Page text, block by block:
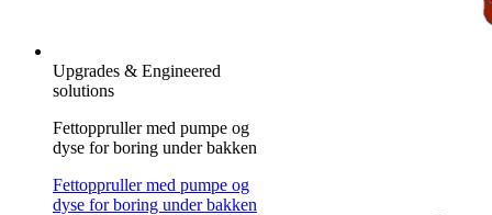
Upgrades & Engineered
solutions
Fettoppruller med pumpe og
dyse for boring under bakken
Fettoppruller med pumpe og
dyse for boring under bakken